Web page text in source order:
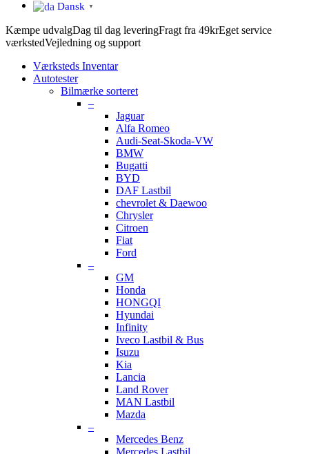
Dansk ▼
Kæmpe udvalgDag til dag leveringFragt fra 49krEget service
værkstedVejledning og support
Værksteds Inventar
Autotester
Bilmærke sorteret
–
Jaguar
Alfa Romeo
Audi-Seat-Skoda-VW
BMW
Bugatti
BYD
DAF Lastbil
chevrolet & Daewoo
Chrysler
Citroen
Fiat
Ford
–
GM
Honda
HONGQI
Hyundai
Infinity
Iveco Lastbil & Bus
Isuzu
Kia
Lancia
Land Rover
MAN Lastbil
Mazda
–
Mercedes Benz
Mercedes Lastbil